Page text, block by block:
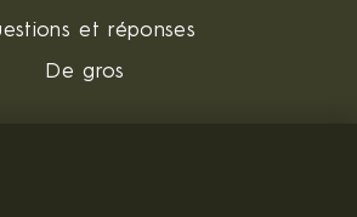
et réponses
De gros